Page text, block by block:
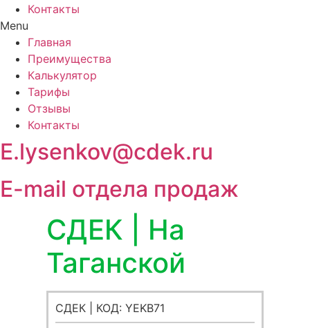
Контакты
Menu
Главная
Преимущества
Калькулятор
Тарифы
Отзывы
Контакты
E.lysenkov@cdek.ru
E-mail отдела продаж
СДЕК | На
Таганской
СДЕК | КОД: YEKB71